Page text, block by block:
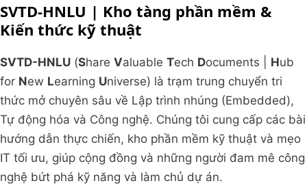
SVTD-HNLU | Kho tàng phần mềm &
Kiến thức kỹ thuật
SVTD-HNLU (Share Valuable Tech Documents | Hub
for New Learning Universe) là trạm trung chuyển tri
thức mở chuyên sâu về Lập trình nhúng (Embedded),
Tự động hóa và Công nghệ. Chúng tôi cung cấp các bài
hướng dẫn thực chiến, kho phần mềm kỹ thuật và mẹo
IT tối ưu, giúp cộng đồng và những người đam mê công
nghệ bứt phá kỹ năng và làm chủ dự án.